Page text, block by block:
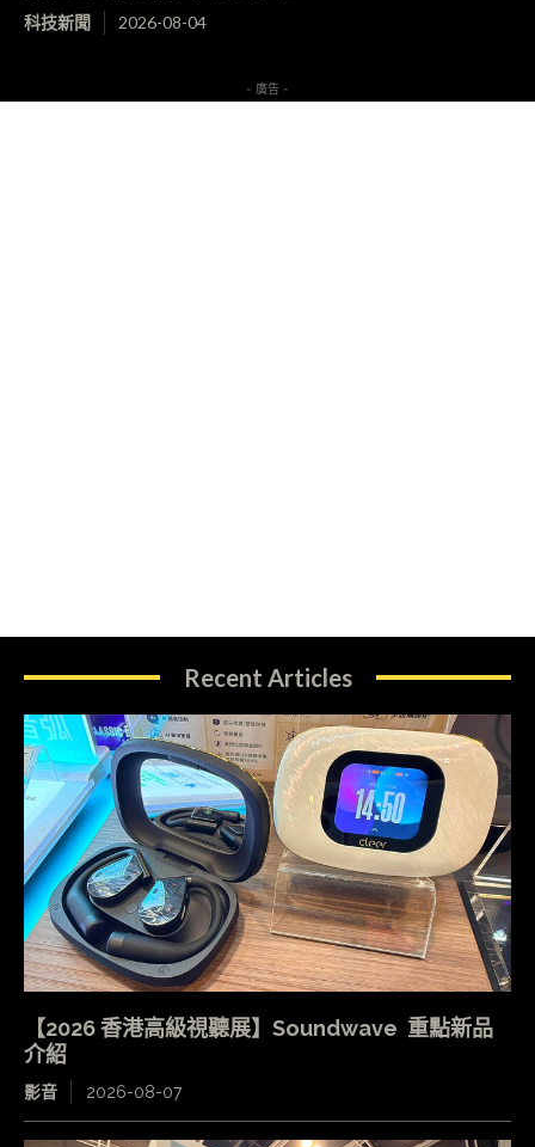
科技新聞 2026-08-04
- 廣告 -
Recent Articles
【2026 香港高級視聽展】Soundwave 重點新品
介紹
影音 2026-08-07